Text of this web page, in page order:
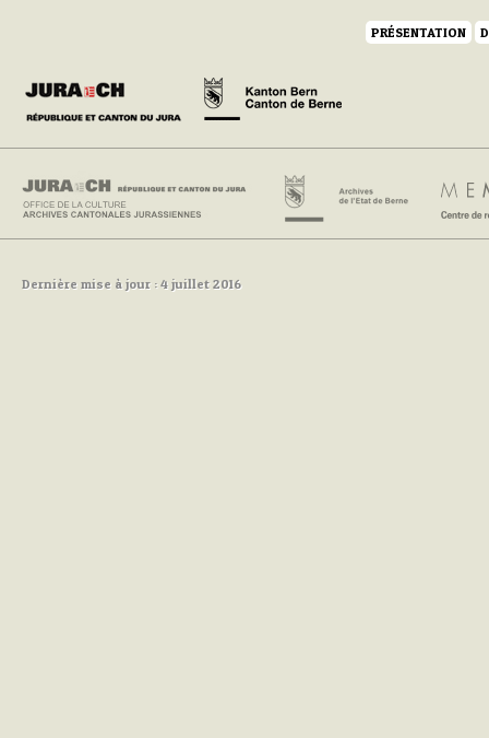
PRÉSENTATION
Dernière mise à jour : 4 juillet 2016